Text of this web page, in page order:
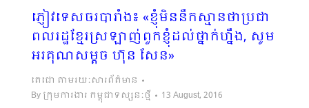
ភ្ញៀវទេសចរបារាំង៖ «ខ្ញុំមិននឹកស្មានថាប្រជា
ពលរដ្ឋខ្មែរស្រឡាញ់ពួកខ្ញុំដល់ថ្នាក់ហ្នឹង, សូម
អរគុណសម្តច ហ៊ុន សែន»
តេជោ តាមរយៈសារព័ត៌មាន
By ក្រុមការងារ កម្ពុជាទស្សនៈថ្មី 13 August, 2016